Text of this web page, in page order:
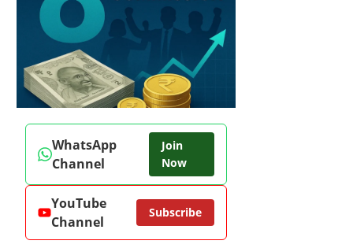
WhatsApp
Channel
Join
Now
YouTube
Channel
Subscribe